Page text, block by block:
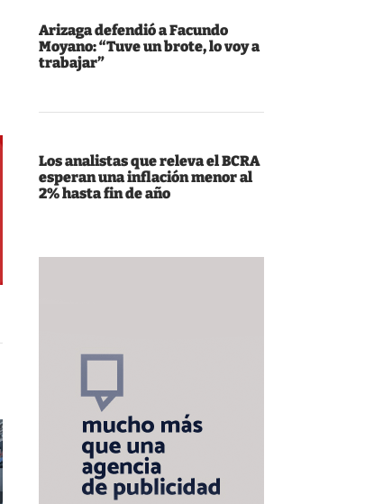
Arizaga defendió a Facundo
Moyano: “Tuve un brote, lo voy a
trabajar”
Los analistas que releva el BCRA
esperan una inflación menor al
2% hasta fin de año